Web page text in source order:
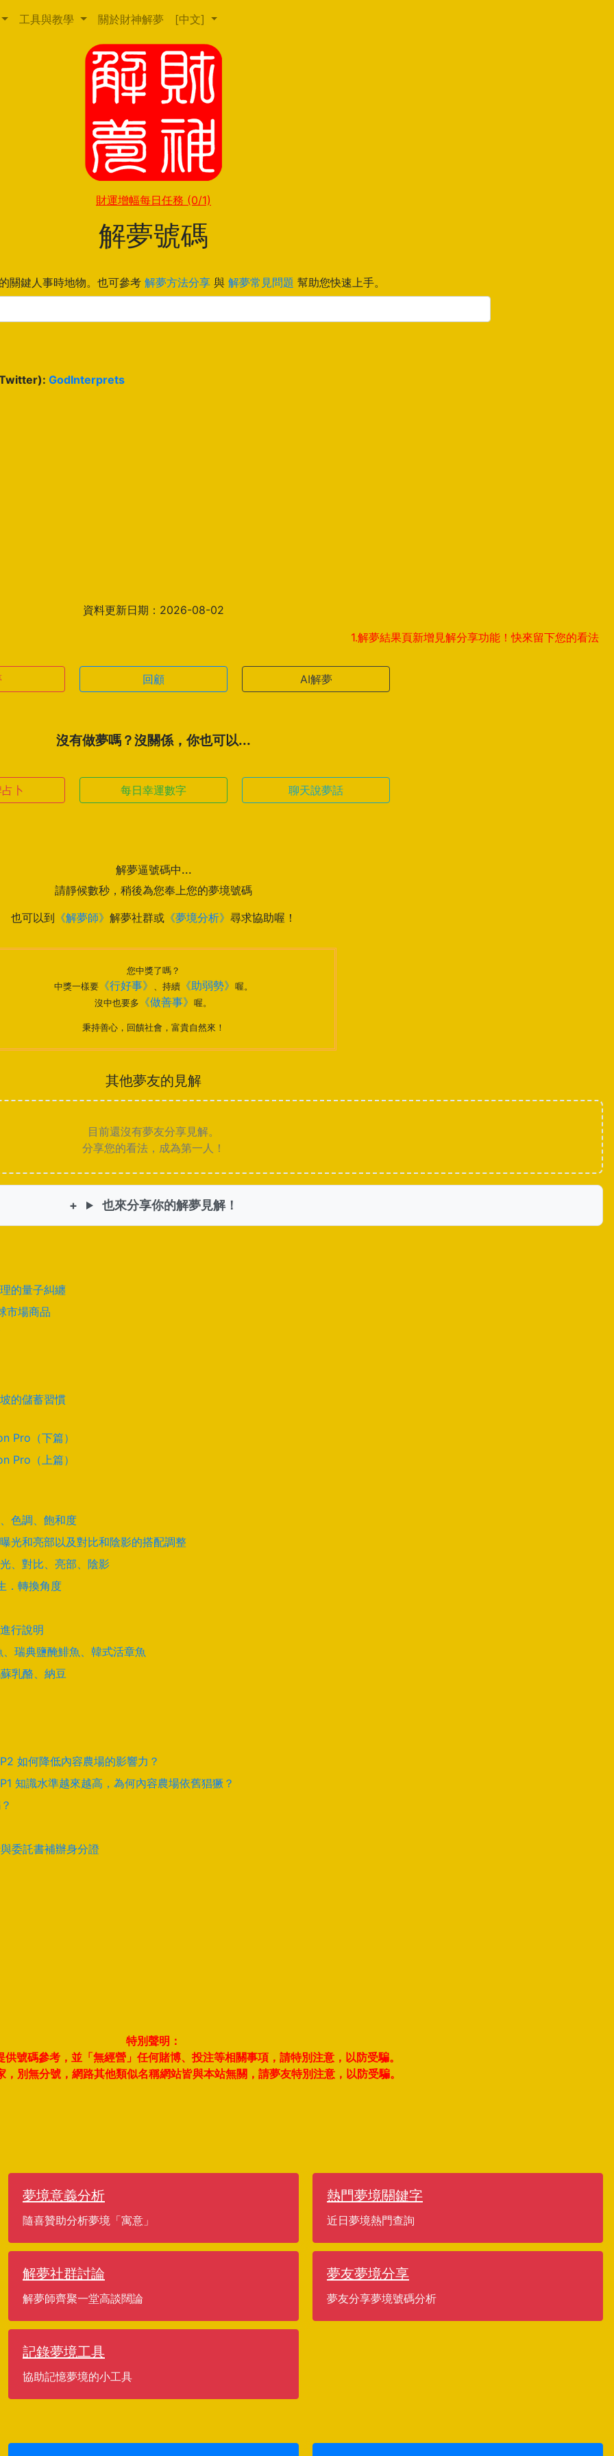
工具與教學 關於財神解夢 [中文]
財運增幅每日任務 (0/1)
解夢號碼
關鍵人事時地物。也可參考 解夢方法分享 與 解夢常見問題 幫助您快速上手。
GodInterprets
資料更新日期：2026-08-02
1.解夢結果頁新增見解分享功能！快來留下您的看法，與全
回顧 AI解夢
沒有做夢嗎？沒關係，你也可以...
卜 每日幸運數字 聊天說夢話
解夢逼號碼中...
請靜候數秒，稍後為您奉上您的夢境號碼
也可以到 《解夢師》 解夢社群或 《夢境分析》 尋求協助喔！
您中獎了嗎？
中獎一樣要《行好事》 、持續《助弱勢》 喔。
沒中也要多
《做善事》喔。
秉持善心，回饋社會，富貴自然來！
其他夢友的見解
目前還沒有夢友分享見解。
分享您的看法，成為第一人！
也來分享你的解夢見解！
的量子糾纏
市場商品
的儲蓄習慣
Pro（下篇）
Pro（上篇）
色調、飽和度
光和亮部以及對比和陰影的搭配調整
、對比、亮部、陰影
．轉換角度
行說明
瑞典鹽醃鯡魚、韓式活章魚
乳酪、納豆
如何降低內容農場的影響力？
知識水準越來越高，為何內容農場依舊猖獗？
委託書補辦身分證
特別聲明：
供號碼參考，並「無經營」任何賭博、投注等相關事項，請特別注意，以防受騙。
，別無分號，網路其他類似名稱網站皆與本站無關，請夢友特別注意，以防受騙。
夢境意義分析
隨喜贊助分析夢境「寓意」
解夢社群討論
解夢師齊聚一堂高談闊論
記錄夢境工具
協助記憶夢境的小工具
熱門夢境關鍵字
近日夢境熱門查詢
夢友夢境分享
夢友分享夢境號碼分析